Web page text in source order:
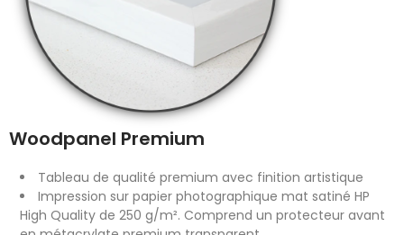
Woodpanel Premium
Tableau de qualité premium avec finition artistique
Impression sur papier photographique mat satiné HP
High Quality de 250 g/m². Comprend un protecteur avant